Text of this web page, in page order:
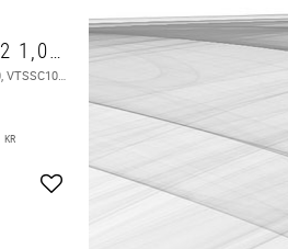
Lödspets 2 1,0 mm
KR
Add to favorites